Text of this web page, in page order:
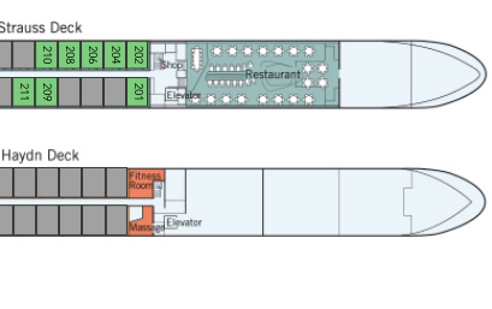
201
202
204
206
208
209
210
211